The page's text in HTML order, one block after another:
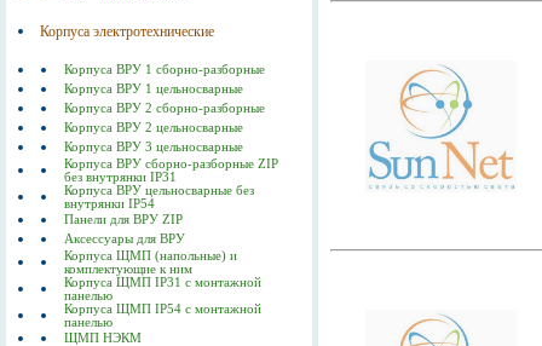
Корпуса электротехнические
Корпуса ВРУ 1 сборно-разборные
Корпуса ВРУ 1 цельносварные
Корпуса ВРУ 2 сборно-разборные
Корпуса ВРУ 2 цельносварные
Корпуса ВРУ 3 цельносварные
Корпуса ВРУ сборно-разборные ZIP
без внутрянки IP31
Корпуса ВРУ цельносварные без
внутрянки IP54
Панели для ВРУ ZIP
Аксессуары для ВРУ
Корпуса ЩМП (напольные) и
комплектующие к ним
Корпуса ЩМП IP31 с монтажной
панелью
Корпуса ЩМП IP54 с монтажной
панелью
ЩМП НЭКМ